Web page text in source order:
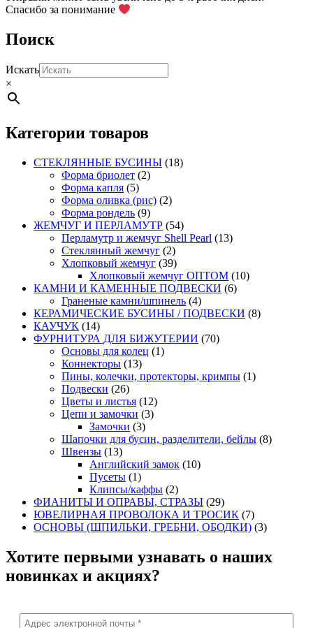
Спасибо за понимание
Поиск
Искать
×
Категории товаров
СТЕКЛЯННЫЕ БУСИНЫ (18)
Форма бриолет (2)
Форма капля (5)
Форма оливка (рис) (2)
Форма рондель (9)
ЖЕМЧУГ И ПЕРЛАМУТР (54)
Перламутр и жемчуг Shell Pearl (13)
Стеклянный жемчуг (2)
Хлопковый жемчуг (39)
Хлопковый жемчуг ОПТОМ (10)
КАМНИ И КАМЕННЫЕ ПОДВЕСКИ (6)
Граненые камни/шпинель (4)
КЕРАМИЧЕСКИЕ БУСИНЫ / ПОДВЕСКИ (8)
КАУЧУК (14)
ФУРНИТУРА ДЛЯ БИЖУТЕРИИ (70)
Основы для колец (1)
Коннекторы (13)
Пины, колечки, протекторы, кримпы (1)
Подвески (26)
Цветы и листья (12)
Цепи и замочки (3)
Замочки (3)
Шапочки для бусин, разделители, бейлы (8)
Швензы (13)
Английский замок (10)
Пусеты (1)
Клипсы/каффы (2)
ФИАНИТЫ И ОПРАВЫ, СТРАЗЫ (29)
ЮВЕЛИРНАЯ ПРОВОЛОКА И ТРОСИК (7)
ОСНОВЫ (ШПИЛЬКИ, ГРЕБНИ, ОБОДКИ) (3)
Хотите первыми узнавать о наших
новинках и акциях?